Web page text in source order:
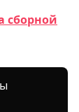
сборной